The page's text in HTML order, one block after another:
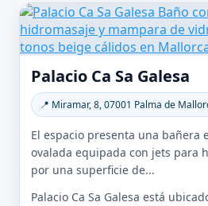
Palacio Ca Sa Galesa
📍 Miramar, 8, 07001 Palma de
El espacio presenta una bañera
ovalada equipada con jets para
por una superficie de...
Palacio Ca Sa Galesa está